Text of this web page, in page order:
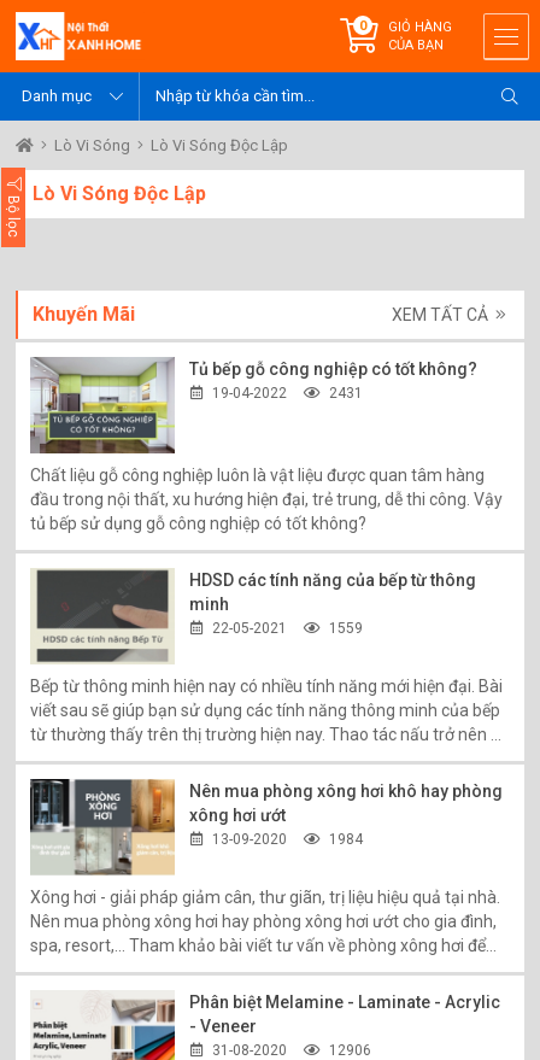
0
GIỎ HÀNG
CỦA BẠN
Lò Vi Sóng Lò Vi Sóng Độc Lập
Bộ lọc Lò Vi Sóng Độc Lập
Khuyến Mãi XEM TẤT CẢ
Tủ bếp gỗ công nghiệp có tốt không?
19-04-2022 2431
Chất liệu gỗ công nghiệp luôn là vật liệu được quan tâm hàng
đầu trong nội thất, xu hướng hiện đại, trẻ trung, dễ thi công. Vậy
tủ bếp sử dụng gỗ công nghiệp có tốt không?
HDSD các tính năng của bếp từ thông
minh
22-05-2021 1559
Bếp từ thông minh hiện nay có nhiều tính năng mới hiện đại. Bài
viết sau sẽ giúp bạn sử dụng các tính năng thông minh của bếp
từ thường thấy trên thị trường hiện nay. Thao tác nấu trở nên dễ
dàng, nhanh nhạy hơn.
Nên mua phòng xông hơi khô hay phòng
xông hơi ướt
13-09-2020 1984
Xông hơi - giải pháp giảm cân, thư giãn, trị liệu hiệu quả tại nhà.
Nên mua phòng xông hơi hay phòng xông hơi ướt cho gia đình,
spa, resort,... Tham khảo bài viết tư vấn về phòng xông hơi để
lựa chọn dễ dàng hơn!
Phân biệt Melamine - Laminate - Acrylic
- Veneer
31-08-2020 12906